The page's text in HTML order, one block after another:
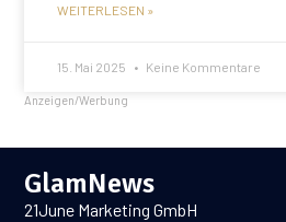
WEITERLESEN »
15. Mai 2025 Keine Kommentare
Anzeigen/Werbung
GlamNews
21June Marketing GmbH